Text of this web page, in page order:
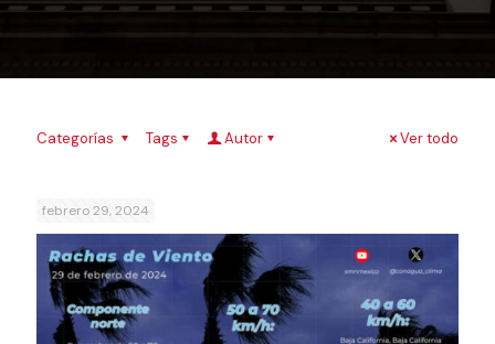
Categorías Tags Autor Ver todo
febrero 29, 2024